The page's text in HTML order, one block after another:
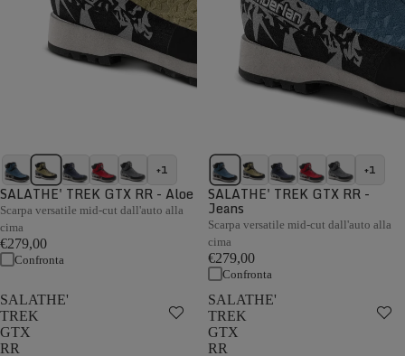
+1
SALATHE' TREK GTX RR - Aloe
Scarpa versatile mid-cut dall'auto alla
cima
€279,00
Confronta
+1
SALATHE' TREK GTX RR -
Jeans
Scarpa versatile mid-cut dall'auto alla
cima
€279,00
Confronta
SALATHE'
TREK
GTX
RR
SALATHE'
TREK
GTX
RR